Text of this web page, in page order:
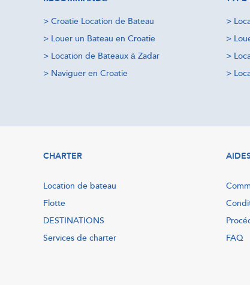
> Croatie Location de Bateau
> Louer un Bateau en Croatie
> Location de Bateaux à Zadar
> Naviguer en Croatie
>
>
>
>
CHARTER
Location de bateau
Flotte
DESTINATIONS
Services de charter
FAQ